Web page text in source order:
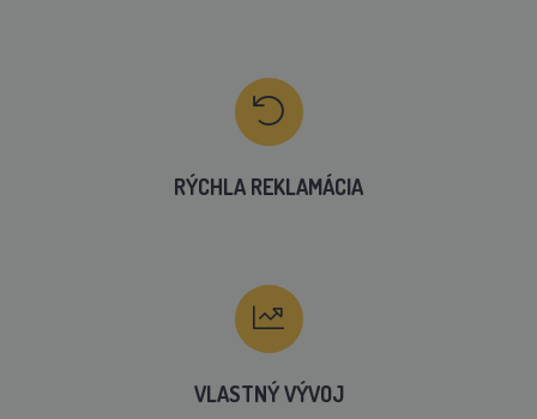
RÝCHLA REKLAMÁCIA
VLASTNÝ VÝVOJ